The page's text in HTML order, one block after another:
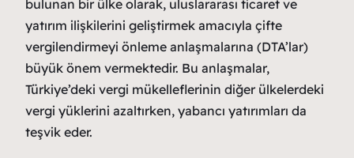
bulunan bir ülke olarak, uluslararası ticaret ve
yatırım ilişkilerini geliştirmek amacıyla çifte
vergilendirmeyi önleme anlaşmalarına (DTA’lar)
büyük önem vermektedir. Bu anlaşmalar,
Türkiye’deki vergi mükelleflerinin diğer ülkelerdeki
vergi yüklerini azaltırken, yabancı yatırımları da
teşvik eder.